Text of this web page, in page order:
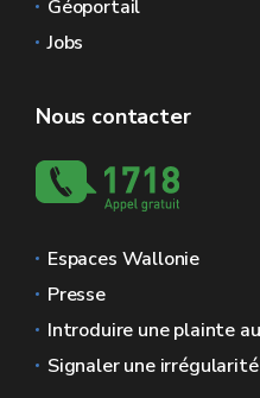
Géoportail
Jobs
Nous contacter
Espaces Wallonie
Presse
Introduire une plainte
Signaler une irrégularité